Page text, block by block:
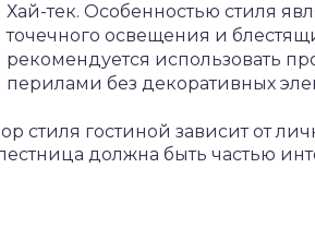
Хай-тек. Особенностью стиля
точечного освещения и
рекомендуется использовать
перилами без декоративных
стиля гостиной зависит от
должна быть частью